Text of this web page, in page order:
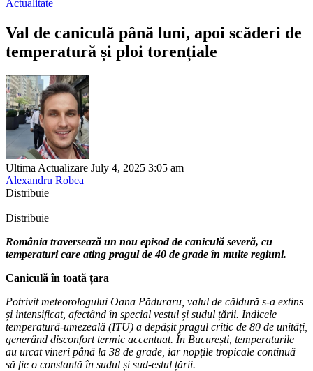
Actualitate
Val de caniculă până luni, apoi scăderi de
temperatură și ploi torențiale
Ultima Actualizare July 4, 2025 3:05 am
Alexandru Robea
Distribuie
Distribuie
România traversează un nou episod de caniculă severă, cu
temperaturi care ating pragul de 40 de grade în multe regiuni.
Caniculă în toată țara
Potrivit meteorologului Oana Păduraru, valul de căldură s-a extins
și intensificat, afectând în special vestul și sudul țării. Indicele
temperatură-umezeală (ITU) a depășit pragul critic de 80 de unități,
generând disconfort termic accentuat. În București, temperaturile
au urcat vineri până la 38 de grade, iar nopțile tropicale continuă
să fie o constantă în sudul și sud-estul țării.